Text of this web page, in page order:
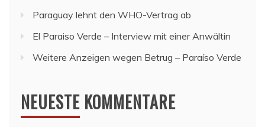
Paraguay lehnt den WHO-Vertrag ab
El Paraiso Verde – Interview mit einer Anwältin
Weitere Anzeigen wegen Betrug – Paraíso Verde
NEUESTE KOMMENTARE